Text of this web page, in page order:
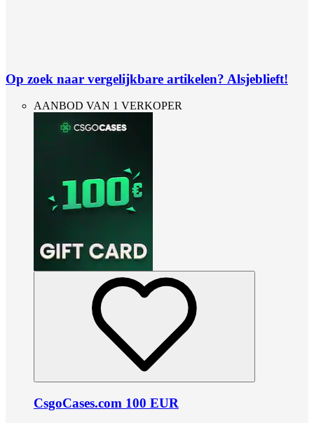
Op zoek naar vergelijkbare artikelen? Alsjeblieft!
AANBOD VAN 1 VERKOPER
CsgoCases.com 100 EUR